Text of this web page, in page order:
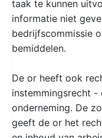
taak te kunnen
informatie niet
bedrijfscommissie
bemiddelen.
De or heeft ook
instemmingsrecht -
onderneming. De
geeft de or het